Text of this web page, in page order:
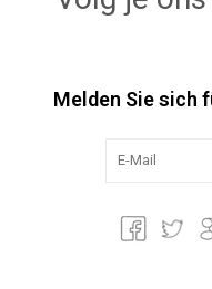
Melden Sie sich